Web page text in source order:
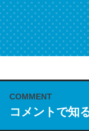
COMMENT
コメントで知
これは名文。彼
う。英語少しで
れ好き。Let’s